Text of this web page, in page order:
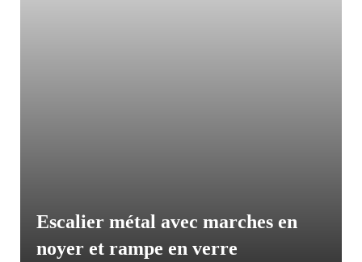
Escalier métal avec marches en
noyer et rampe en verre